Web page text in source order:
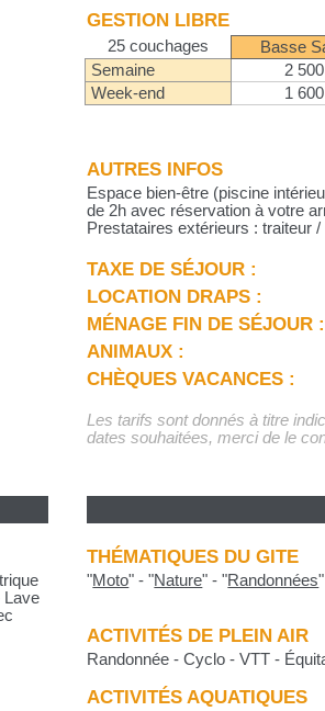
GESTION LIBRE
25 couchages Basse
Semaine
2
Week-end
1
AUTRES INFOS
Espace bien-être (piscine
de 2h avec réservation à votre
Prestataires extérieurs : traiteur
TAXE DE SÉJOUR :
LOCATION DRAPS :
MÉNAGE FIN DE SÉJOUR :
ANIMAUX :
CHÈQUES VACANCES :
Les tarifs sont donnés à titre
dates souhaitées, merci de le
Lave
THÉMATIQUES DU GITE
"Moto" -"Nature" -"Randonnées"
ACTIVITÉS DE PLEIN AIR
Randonnée - Cyclo - VTT -
ACTIVITÉS AQUATIQUES